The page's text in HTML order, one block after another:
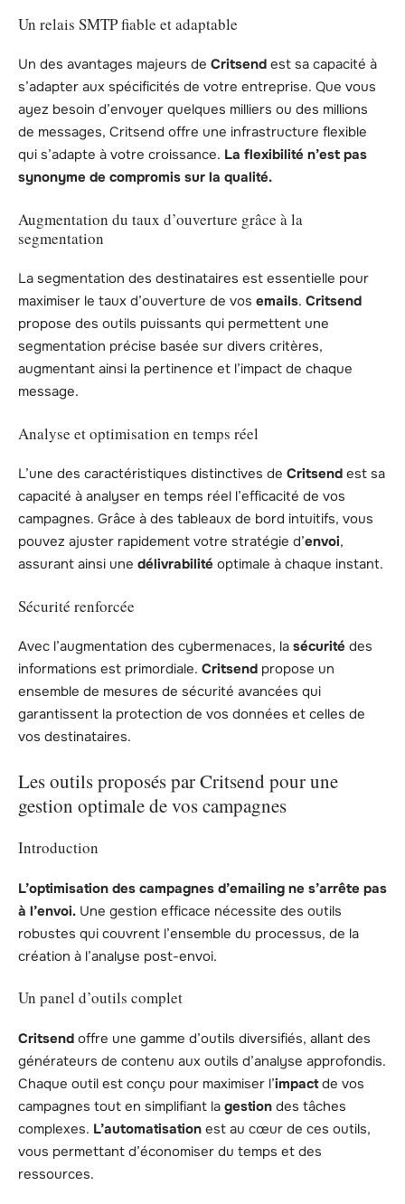
Un relais SMTP fiable et adaptable
Un des avantages majeurs de Critsend est sa capacité à
s’adapter aux spécificités de votre entreprise. Que vous
ayez besoin d’envoyer quelques milliers ou des millions
de messages, Critsend offre une infrastructure flexible
qui s’adapte à votre croissance. La flexibilité n’est pas
synonyme de compromis sur la qualité.
Augmentation du taux d’ouverture grâce à la
segmentation
La segmentation des destinataires est essentielle pour
maximiser le taux d’ouverture de vos emails. Critsend
propose des outils puissants qui permettent une
segmentation précise basée sur divers critères,
augmentant ainsi la pertinence et l’impact de chaque
message.
Analyse et optimisation en temps réel
L’une des caractéristiques distinctives de Critsend est sa
capacité à analyser en temps réel l’efficacité de vos
campagnes. Grâce à des tableaux de bord intuitifs, vous
pouvez ajuster rapidement votre stratégie d’envoi,
assurant ainsi une délivrabilité optimale à chaque instant.
Sécurité renforcée
Avec l’augmentation des cybermenaces, la sécurité des
informations est primordiale. Critsend propose un
ensemble de mesures de sécurité avancées qui
garantissent la protection de vos données et celles de
vos destinataires.
Les outils proposés par Critsend pour une
gestion optimale de vos campagnes
Introduction
L’optimisation des campagnes d’emailing ne s’arrête pas
à l’envoi. Une gestion efficace nécessite des outils
robustes qui couvrent l’ensemble du processus, de la
création à l’analyse post-envoi.
Un panel d’outils complet
Critsend offre une gamme d’outils diversifiés, allant des
générateurs de contenu aux outils d’analyse approfondis.
Chaque outil est conçu pour maximiser l’impactde vos
campagnes tout en simplifiant la gestion des tâches
complexes. L’automatisation est au cœur de ces outils,
vous permettant d’économiser du temps et des
ressources.